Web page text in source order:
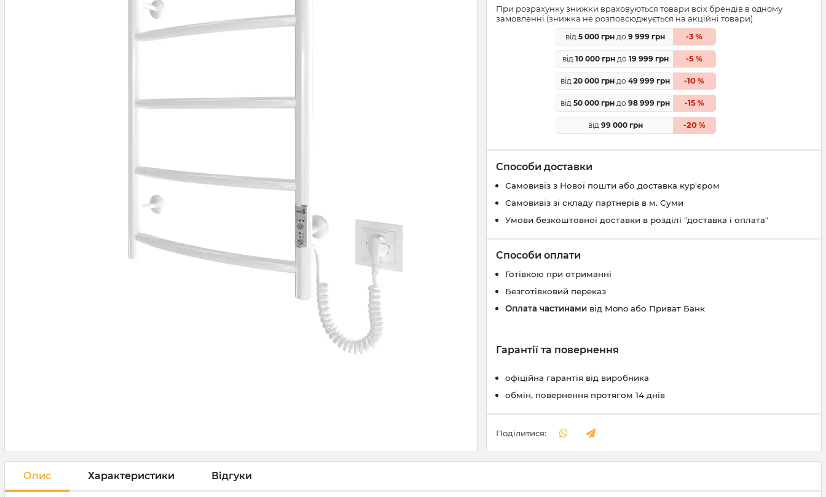
При розрахунку знижки враховуються товари всіх брендів в одному
замовленні (знижка не розповсюджується на акційні товари)
від 5 000 грн до 9 999 грн -3 %
від 10 000 грндо 19 999 грн -5 %
від 20 000 грн до 49 999 грн -10 %
від 50 000 грн до 98 999 грн -15%
від 99 000 грн -20%
Способи доставки
Самовивіз з Нової пошти або доставка кур'єром
Самовивіз зі складу партнерів в м. Суми
Умови безкоштовної доставки в розділі "доставка і оплата"
Способи оплати
Готівкою при отриманні
Безготівковий переказ
Оплата частинами від Mono або Приват Банк
Гарантії та повернення
офіційна гарантія від виробника
обмін, повернення протягом 14 днів
Поділитися:
Опис Характеристики Відгуки